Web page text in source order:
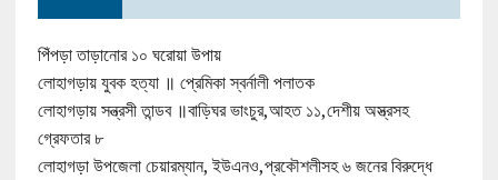
পিঁপড়া তাড়ানোর ১০ ঘরোয়া উপায়
লোহাগড়ায় যুবক হত্যা ॥ প্রেমিকা স্বর্নালী পলাতক
লোহাগড়ায় সন্ত্রসী তান্ডব ॥বাড়িঘর ভাংচুর,আহত ১১,দেশীয় অস্ত্রসহ
গ্রেফতার ৮
লোহাগড়া উপজেলা চেয়ারম্যান, ইউএনও,প্রকৌশলীসহ ৬ জনের বিরুদ্ধে